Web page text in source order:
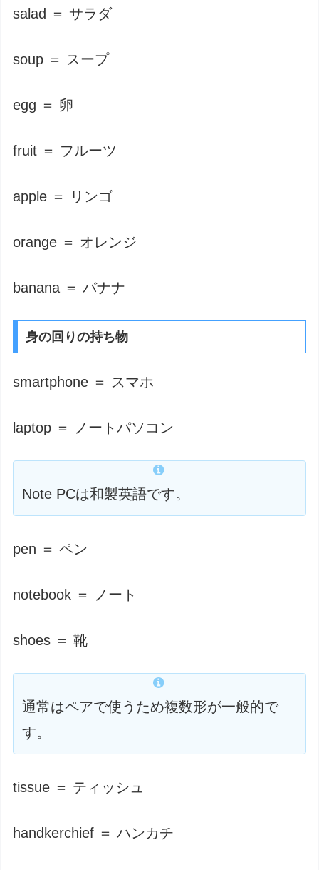
salad ＝ サラダ
soup ＝ スープ
egg ＝ 卵
fruit ＝ フルーツ
apple ＝ リンゴ
orange ＝ オレンジ
banana ＝ バナナ
身の回りの持ち物
smartphone ＝ スマホ
laptop ＝ ノートパソコン
Note PCは和製英語です。
pen ＝ ペン
notebook ＝ ノート
shoes ＝ 靴
通常はペアで使うため複数形が一般的で
す。
tissue ＝ ティッシュ
handkerchief ＝ ハンカチ